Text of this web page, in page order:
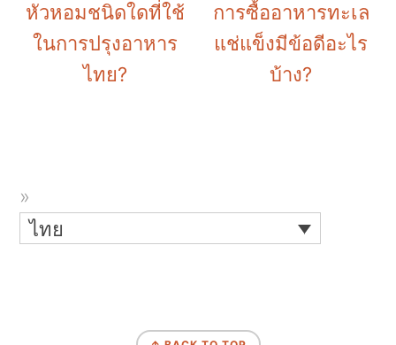
หัวหอมชนิดใดที่ใช้
ในการปรุงอาหาร
ไทย?
การซื้ออาหารทะเล
แช่แข็งมีข้อดีอะไร
บ้าง?
ไทย